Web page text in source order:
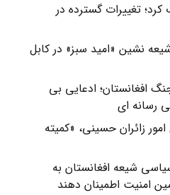
کرد؛ تغییرات گسترده در
نشین «امید سبز» در کابل
افغانستان؛ ادعایی بی
رسانه ای
زائران حسینی، «کمیته
شیعه افغانستان به
امنیت اطمینان دهند